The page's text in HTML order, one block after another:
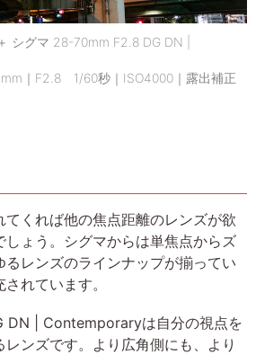
シグマ 28-70mm F2.8 DG DN |
｜F2.8 1/60秒｜ISO4000｜露出補正
くれば他の焦点距離のレンズが欲
しょう。シグマからは単焦点からズ
るレンズのラインナップが揃ってい
れています。
| Contemporaryは自分の視点を
ンズです。より広角側にも、より